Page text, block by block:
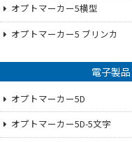
オプトマーカー5横型
オプトマーカー5 ブリンカ
電子製
オプトマーカー5D
オプトマーカー5D-5文字